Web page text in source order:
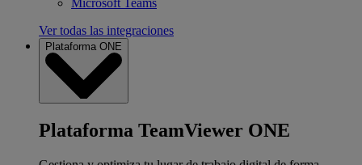
Microsoft Teams
Ver todas las integraciones
Plataforma ONE
Plataforma TeamViewer ONE